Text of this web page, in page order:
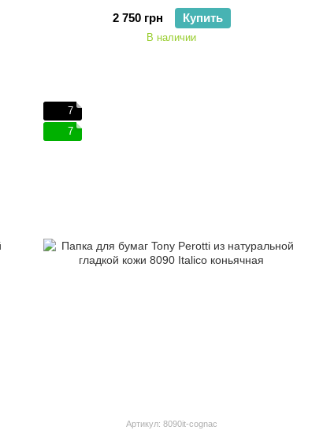
2 750 грн
Купить
В наличии
7
7
Артикул: 8090it-cognac